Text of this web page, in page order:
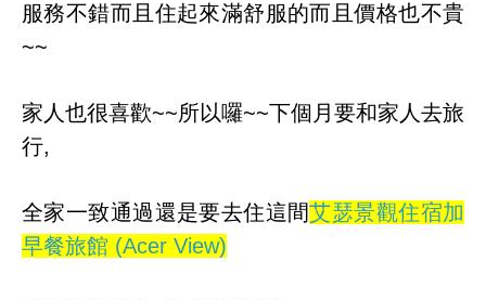
服務不錯而且住起來滿舒服的而且價格也不貴
~~
家人也很喜歡~~所以囉~~下個月要和家人去旅
行,
全家一致通過還是要去住這間艾瑟景觀住宿加
早餐旅館 (Acer View)